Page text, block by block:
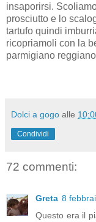
insaporirsi.
prosciutto e lo
tartufo quindi
ricopriamoli con la
parmigiano
Dolci a gogo alle
Condividi
72 commenti:
Greta 8
Questo era il